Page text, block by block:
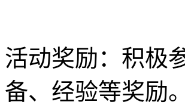
活动奖励：积极
备、经验等奖励。